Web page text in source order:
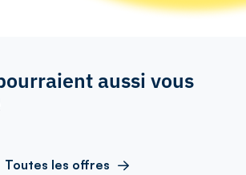
aussi vous
Toutes les offres